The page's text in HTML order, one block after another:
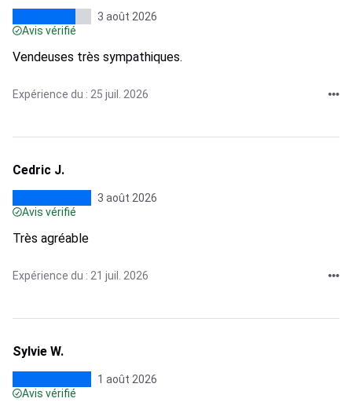
3 août 2026
Avis vérifié
Vendeuses très sympathiques.
Expérience du : 25 juil. 2026
Cedric J.
3 août 2026
Avis vérifié
Très agréable
Expérience du : 21 juil. 2026
Sylvie W.
1 août 2026
Avis vérifié